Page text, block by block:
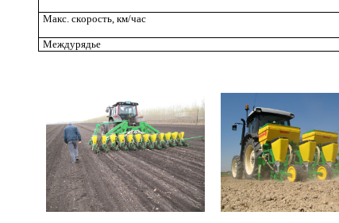
Макс. скорость, км/час
Междурядье